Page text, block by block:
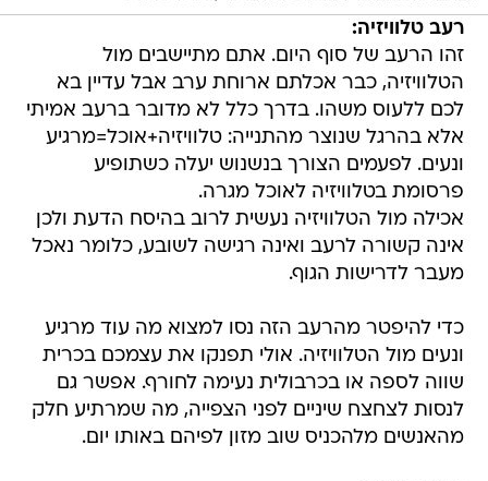
רעב טלוויזיה:
זהו הרעב של סוף היום. אתם מתיישבים מול
הטלוויזיה, כבר אכלתם ארוחת ערב אבל עדיין בא
לכם ללעוס משהו. בדרך כלל לא מדובר ברעב אמיתי
אלא בהרגל שנוצר מהתנייה: טלוויזיה+אוכל=מרגיע
ונעים. לפעמים הצורך בנשנוש יעלה כשתופיע
פרסומת בטלוויזיה לאוכל מגרה.
אכילה מול הטלוויזיה נעשית לרוב בהיסח הדעת ולכן
אינה קשורה לרעב ואינה רגישה לשובע, כלומר נאכל
מעבר לדרישות הגוף.
כדי להיפטר מהרעב הזה נסו למצוא מה עוד מרגיע
ונעים מול הטלוויזיה. אולי תפנקו את עצמכם בכרית
שווה לספה או בכרבולית נעימה לחורף. אפשר גם
לנסות לצחצח שיניים לפני הצפייה, מה שמרתיע חלק
מהאנשים מלהכניס שוב מזון לפיהם באותו יום.